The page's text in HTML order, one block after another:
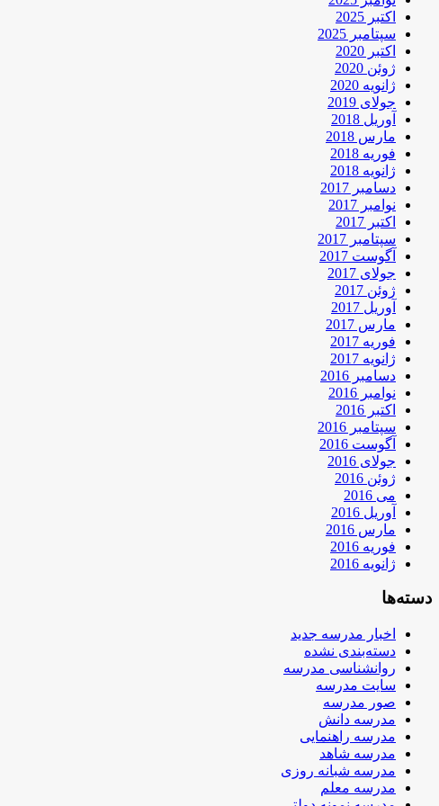
اکتبر 2025
سپتامبر 2025
اکتبر 2020
ژوئن 2020
ژانویه 2020
جولای 2019
آوریل 2018
مارس 2018
فوریه 2018
ژانویه 2018
دسامبر 2017
نوامبر 2017
اکتبر 2017
سپتامبر 2017
آگوست 2017
جولای 2017
ژوئن 2017
آوریل 2017
مارس 2017
فوریه 2017
ژانویه 2017
دسامبر 2016
نوامبر 2016
اکتبر 2016
سپتامبر 2016
آگوست 2016
جولای 2016
ژوئن 2016
می 2016
آوریل 2016
مارس 2016
فوریه 2016
ژانویه 2016
دسته‌ها
اخبار مدرسه جدید
دسته‌بندی نشده
روانشناسی مدرسه
سایت مدرسه
صور مدرسه
مدرسه دانش
مدرسه راهنمایی
مدرسه شاهد
مدرسه شبانه روزی
مدرسه معلم